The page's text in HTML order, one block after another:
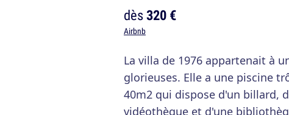
dès320 €
Airbnb
La villa de 1976 appartenait à
glorieuses. Elle a une piscine
40m2 qui dispose d'un billard,
vidéothèque et d'une